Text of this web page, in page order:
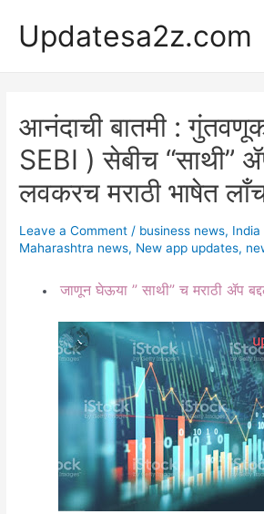
content
Updatesa2z.com
आनंदाची बातमी :
SEBI ) सेबीच “साथी”
लवकरच मराठी भाषेत
Leave a Comment / business news, India
Maharashtra news, New app updates,
जाणून घेऊया ” साथी” च मराठी ॲप